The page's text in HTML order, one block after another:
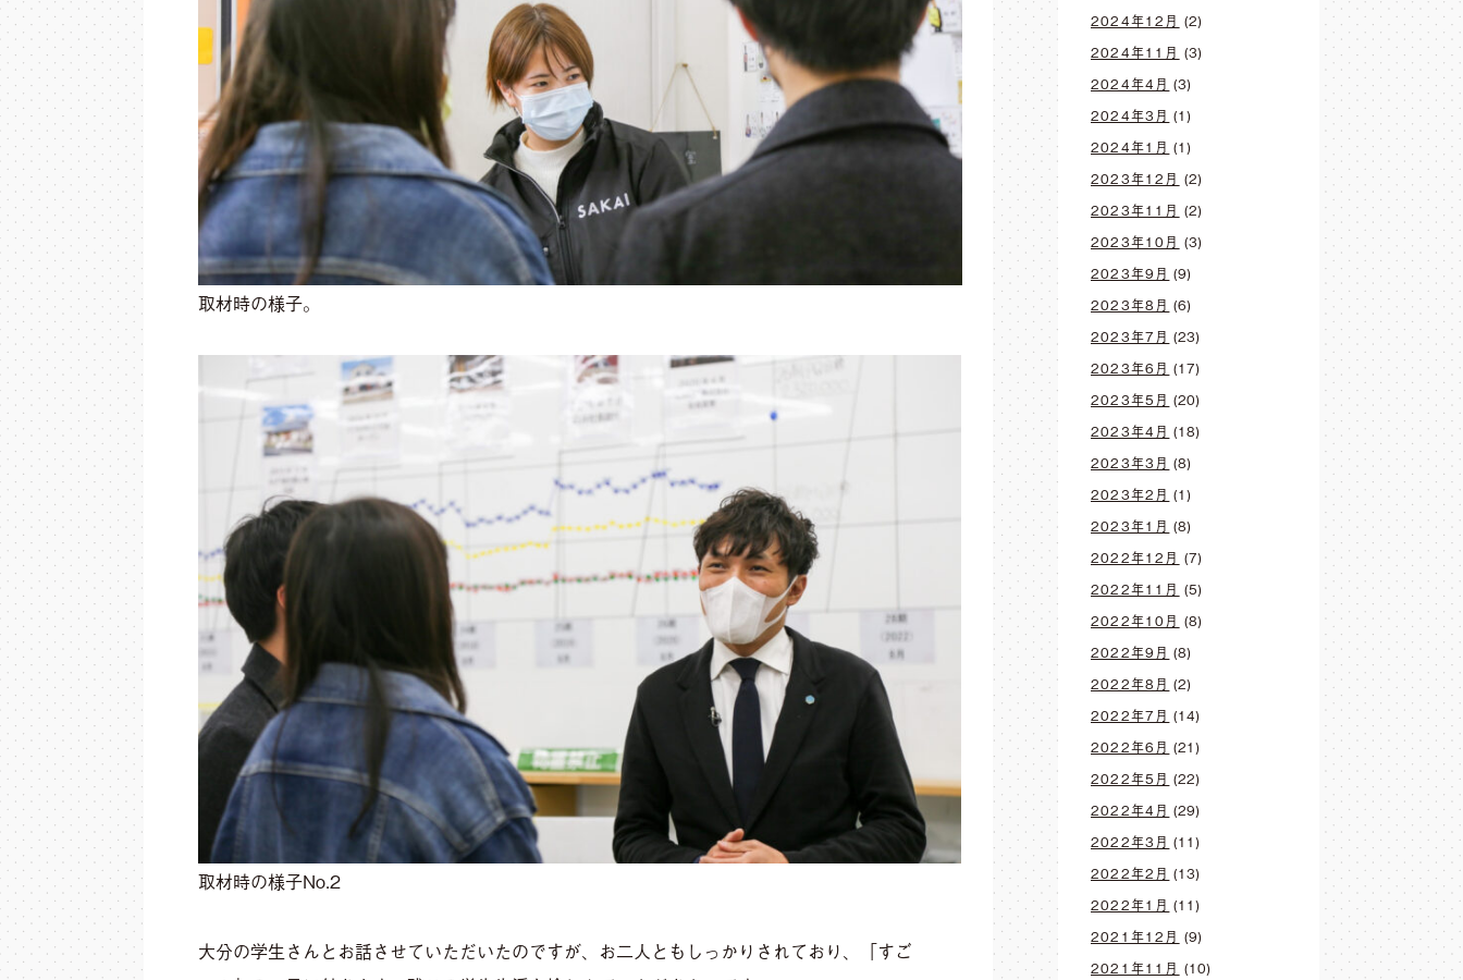
取材時の様子。
取材時の様子No.2
大分の学生さんとお話させていただいたのですが、お二人ともしっかりされており、「すご
2024年12月 (2)
2024年11月 (3)
2024年4月 (3)
2024年3月 (1)
2024年1月 (1)
2023年12月 (2)
2023年11月 (2)
2023年10月 (3)
2023年9月 (9)
2023年8月 (6)
2023年7月 (23)
2023年6月 (17)
2023年5月 (20)
2023年4月 (18)
2023年3月 (8)
2023年2月 (1)
2023年1月 (8)
2022年12月 (7)
2022年11月 (5)
2022年10月 (8)
2022年9月 (8)
2022年8月 (2)
2022年7月 (14)
2022年6月 (21)
2022年5月 (22)
2022年4月 (29)
2022年3月 (11)
2022年2月 (13)
2022年1月 (11)
2021年12月 (9)
2021年11月 (10)